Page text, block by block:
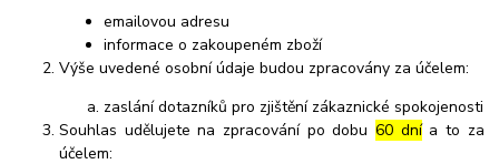
emailovou adresu
informace o zakoupeném zboží
Výše uvedené osobní údaje budou zpracovány za účelem:
zaslání dotazníků pro zjištění zákaznické spokojenosti
Souhlas udělujete na zpracování po dobu60 dnía to za
účelem: